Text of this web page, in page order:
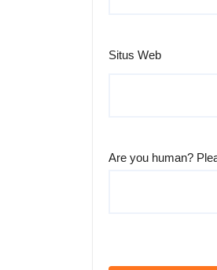
Situs Web
Are you human?